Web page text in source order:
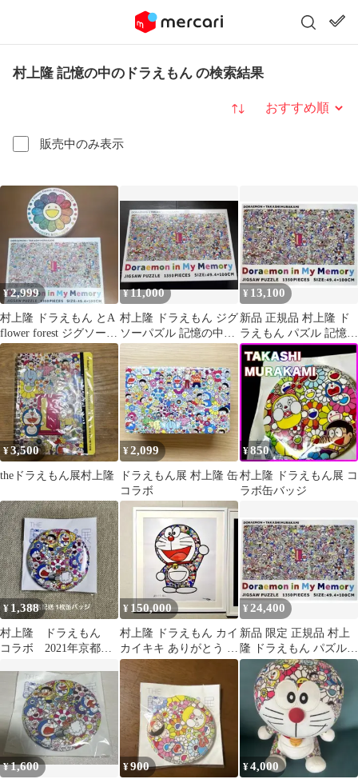
村上隆 記憶の中のドラえもん の検索結果
販売中のみ表示
並び替え
¥2,999
村上隆 ドラえもん とA
flower forest ジグソーパ
ズル２点 箱のみ
¥11,000
村上隆 ドラえもん ジグ
ソーパズル 記憶の中の
ドラえもん 1350ピース
¥ 13,100
新品 正規品 村上隆 ド
ラえもん パズル 記憶の
中のドラえもん 限定品
¥3,500
theドラえもん展村上隆
¥2,099
ドラえもん展 村上隆 缶
コラボ
¥850
村上隆 ドラえもん展 コ
ラボ缶バッジ
¥1,388
村上隆 ドラえもん
コラボ 2021年京都展
正規品保証
¥ 150,000
村上隆 ドラえもん カイ
カイキキ ありがとう シ
リアル111番
¥24,400
新品 限定 正規品 村上
隆 ドラえもん パズル
記憶の中のドラえもん
2個セット
¥1,600 ¥900 ¥4,000